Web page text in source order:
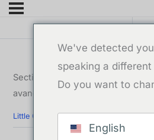
Précédent Topic
Section 6 : Réflexion, résumé et
avancer
Little Calms for Big Feelings : Outils de pleine conscience pour prévenir les crises, soutenir les émotions et établir des liens.
We've detected
speaking a
Do you want to
English